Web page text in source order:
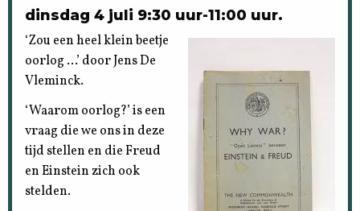
dinsdag 4 juli 9:30 uur-11:00 uur.
‘Zou een heel klein beetje
oorlog …’ door Jens De
Vleminck.
‘Waarom oorlog?’ is een
vraag die we ons in deze
tijd stellen en die Freud
en Einstein zich ook
stelden.